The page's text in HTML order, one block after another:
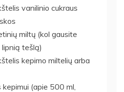
vanilinio cukraus
miltų (kol gausite
tešlą)
kepimo miltelių arba
(apie 500 ml,